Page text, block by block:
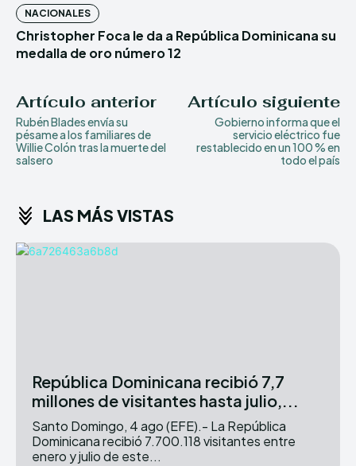
NACIONALES
Christopher Foca le da a República Dominicana su
medalla de oro número 12
Artículo anterior
Rubén Blades envía su
pésame a los familiares de
Willie Colón tras la muerte del
salsero
Artículo siguiente
Gobierno informa que el
servicio eléctrico fue
restablecido en un 100 % en
todo el país
LAS MÁS VISTAS
República Dominicana recibió 7,7
millones de visitantes hasta julio,...
Santo Domingo, 4 ago (EFE).- La República
Dominicana recibió 7.700.118 visitantes entre
enero y julio de este...